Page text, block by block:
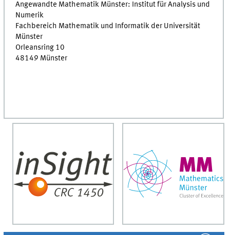
Angewandte Mathematik Münster: Institut für Analysis und
Numerik
Fachbereich Mathematik und Informatik der Universität
Münster
Orleansring 10
48149 Münster